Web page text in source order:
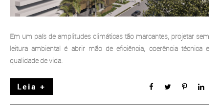
Em um país de amplitudes climáticas tão marcantes, projetar sem
leitura ambiental é abrir mão de eficiência, coerência técnica e
qualidade de vida.
Leia +